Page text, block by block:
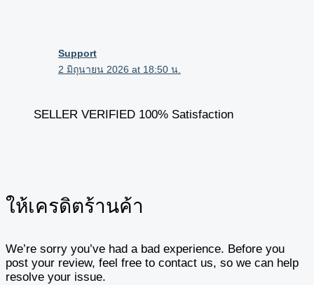
Support
2 มิถุนายน 2026 at 18:50 น.
SELLER VERIFIED 100% Satisfaction
ให้เครดิตร้านค้า
We’re sorry you’ve had a bad experience. Before you
post your review, feel free to contact us, so we can help
resolve your issue.